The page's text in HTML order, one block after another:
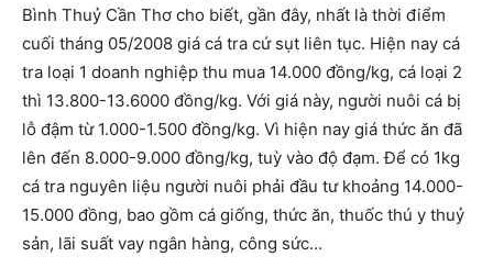
Bình Thuỷ Cần Thơ cho biết, gần đây, nhất là thời điểm
cuối tháng 05/2008 giá cá tra cứ sụt liên tục. Hiện nay cá
tra loại 1 doanh nghiệp thu mua 14.000 đồng/kg, cá loại 2
thì 13.800-13.6000 đồng/kg. Với giá này, người nuôi cá bị
lỗ đậm từ 1.000-1.500 đồng/kg. Vì hiện nay giá thức ăn đã
lên đến 8.000-9.000 đồng/kg, tuỳ vào độ đạm. Để có 1kg
cá tra nguyên liệu người nuôi phải đầu tư khoảng 14.000-
15.000 đồng, bao gồm cá giống, thức ăn, thuốc thú y thuỷ
sản, lãi suất vay ngân hàng, công sức…